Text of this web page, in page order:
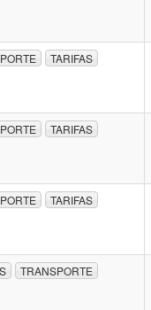
TARIFAS
TARIFAS
TARIFAS
TRANSPORTE